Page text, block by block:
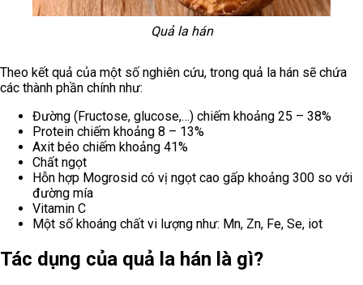
Quả la hán
Theo kết quả của một số nghiên cứu, trong quả la hán sẽ chứa
các thành phần chính như:
Đường (Fructose, glucose,…) chiếm khoảng 25 – 38%
Protein chiếm khoảng 8 – 13%
Axit béo chiếm khoảng 41%
Chất ngọt
Hỗn hợp Mogrosid có vị ngọt cao gấp khoảng 300 so với
đường mía
Vitamin C
Một số khoáng chất vi lượng như: Mn, Zn, Fe, Se, iot
Tác dụng của quả la hán là gì?